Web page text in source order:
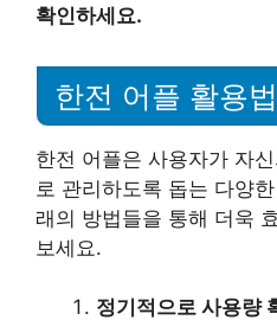
확인하세요.
한전 어플 활용법
한전 어플은 사용자가 자
로 관리하도록 돕는 다양
래의 방법들을 통해 더욱
보세요.
정기적으로 사용량